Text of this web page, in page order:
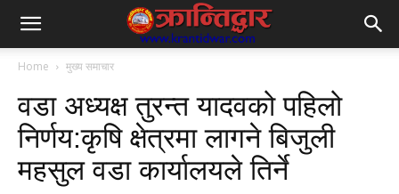
Home मुख्य समाचार
वडा अध्यक्ष तुरन्त यादवको पहिलो
निर्णय:कृषि क्षेत्रमा लागने बिजुली
महसुल वडा कार्यालयले तिर्ने